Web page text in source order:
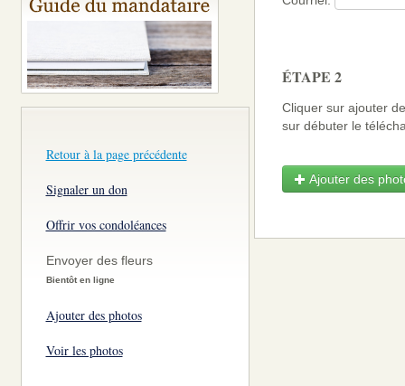
Retour à la page précédente
Signaler un don
Offrir vos condoléances
Envoyer des fleurs
Bientôt en ligne
Ajouter des photos
Voir les photos
ÉTAPE 2
Cliquer sur ajouter
sur débuter le
Ajouter des